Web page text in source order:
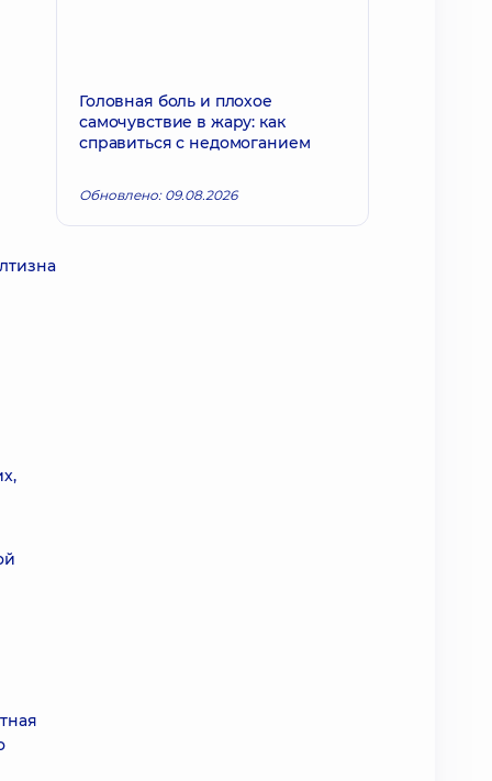
Головная боль и плохое
самочувствие в жару: как
справиться с недомоганием
Обновлено: 09.08.2026